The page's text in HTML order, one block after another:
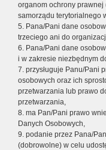
organom ochrony
samorządu terytorialnego
5. Pana/Pani dane
trzeciego ani do
6. Pana/Pani dane
i w zakresie niezbędnym
7. przysługuje Panu/Pani
osobowych oraz ich
przetwarzania lub prawo
przetwarzania,
8. ma Pan/Pani prawo
Danych Osobowych,
9. podanie przez Pana/
(dobrowolne) w celu